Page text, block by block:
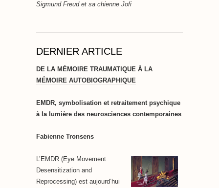
Sigmund Freud et sa chienne Jofi
DERNIER ARTICLE
DE LA MÉMOIRE TRAUMATIQUE À LA
MÉMOIRE AUTOBIOGRAPHIQUE
EMDR, symbolisation et retraitement psychique
à la lumière des neurosciences contemporaines
Fabienne Tronsens
L’EMDR (Eye Movement
Desensitization and
Reprocessing) est aujourd’hui